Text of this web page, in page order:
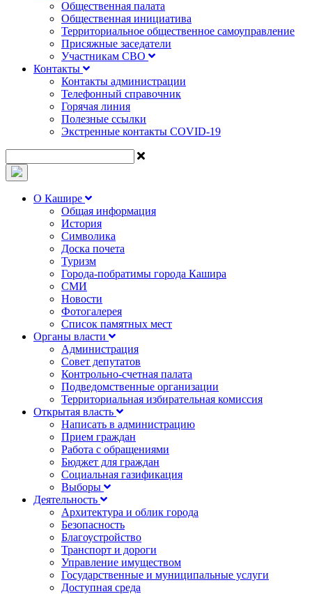
Общественная палата
Общественная инициатива
Территориальное общественное самоуправление
Присяжные заседатели
Участникам СВО
Контакты
Контакты администрации
Телефонный справочник
Горячая линия
Полезные ссылки
Экстренные контакты COVID-19
О Кашире
Общая информация
История
Символика
Доска почета
Туризм
Города-побратимы города Кашира
СМИ
Новости
Фотогалерея
Список памятных мест
Органы власти
Администрация
Совет депутатов
Контрольно-счетная палата
Подведомственные организации
Территориальная избирательная комиссия
Открытая власть
Написать в администрацию
Прием граждан
Работа с обращениями
Бюджет для граждан
Социальная газификация
Выборы
Деятельность
Архитектура и облик города
Безопасность
Благоустройство
Транспорт и дороги
Управление имуществом
Государственные и муниципальные услуги
Доступная среда